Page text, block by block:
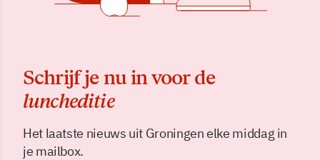
Schrijf je nu in voor de
luncheditie
Het laatste nieuws uit Groningen elke middag in
je mailbox.